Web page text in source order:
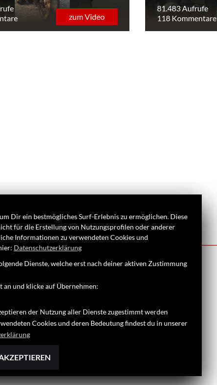
zum Video
81.483 Aufrufe
118 Kommentare
FINDEN SIE UNS
Dir ein bestmögliches Surf-Erlebnis zu ermöglichen. Diese
für die Erstellung von Nutzungsprofilen oder anderer
Informationen zu verwendeten Cookies und
Datenschutzerklärung
Dienste, welche erst nach deiner aktiven Zustimmung
an und klicke auf Übernehmen:
der Nutzung aller Dienste zugestimmt werden
Cookies und deren Bedeutung findest du in unserer